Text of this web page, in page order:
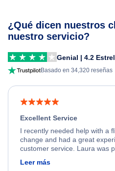
¿Qué dicen nuestros
nuestro servicio?
Genial | 4.2
Basado en 34,320 reseñas
Excellent Service
I recently needed help with a
change and had a great
customer service. Laura was
friendly, and very helpful
process. She quickly found a
Leer más